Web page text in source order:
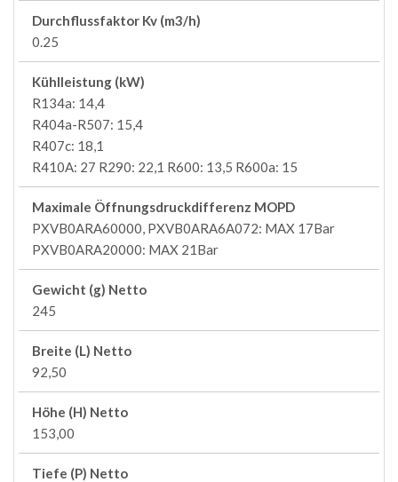
Durchflussfaktor Kv (m3/h)
0.25
Kühlleistung (kW)
R134a: 14,4
R404a-R507: 15,4
R407c: 18,1
R410A: 27 R290: 22,1 R600: 13,5 R600a: 15
Maximale Öffnungsdruckdifferenz MOPD
PXVB0ARA60000, PXVB0ARA6A072: MAX 17Bar
PXVB0ARA20000: MAX 21Bar
Gewicht (g) Netto
245
Breite (L) Netto
92,50
Höhe (H) Netto
153,00
Tiefe (P) Netto